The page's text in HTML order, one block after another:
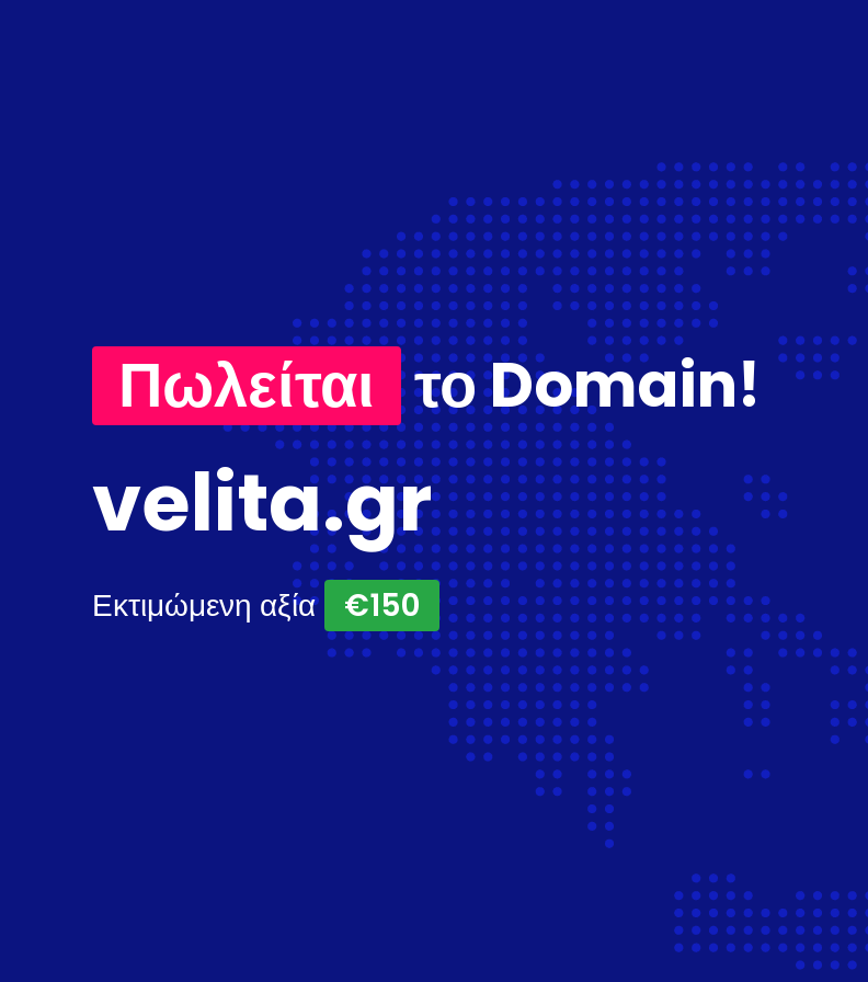
Πωλείται το Domain!
velita.gr
Εκτιμώμενη αξία €150